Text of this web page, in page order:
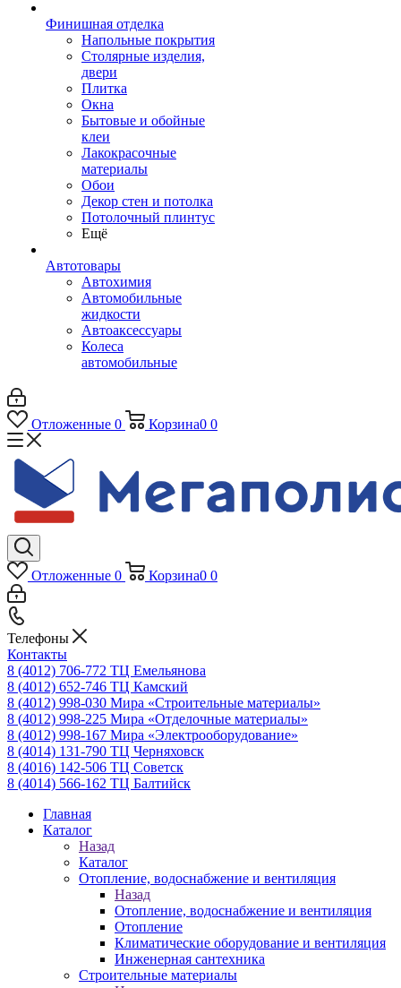
Финишная отделка
Напольные покрытия
Столярные изделия,
двери
Плитка
Окна
Бытовые и обойные
клеи
Лакокрасочные
материалы
Обои
Декор стен и потолка
Потолочный плинтус
Ещё
Автотовары
Автохимия
Автомобильные
жидкости
Автоаксессуары
Колеса
автомобильные
Отложенные 0 Корзина0 0
Отложенные 0 Корзина0 0
Телефоны
Контакты
8 (4012) 706-772 ТЦ Емельянова
8 (4012) 652-746 ТЦ Камский
8 (4012) 998-030 Мира «Строительные материалы»
8 (4012) 998-225 Мира «Отделочные материалы»
8 (4012) 998-167 Мира «Электрооборудование»
8 (4014) 131-790 ТЦ Черняховск
8 (4016) 142-506 ТЦ Советск
8 (4014) 566-162 ТЦ Балтийск
Главная
Каталог
Назад
Каталог
Отопление, водоснабжение и вентиляция
Назад
Отопление, водоснабжение и вентиляция
Отопление
Климатические оборудование и вентиляция
Инженерная сантехника
Строительные материалы